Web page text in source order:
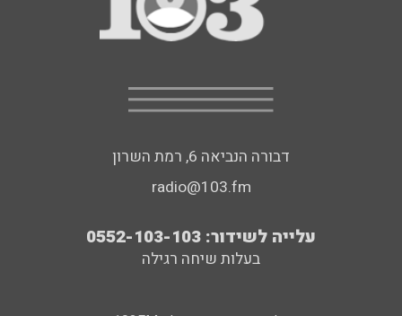
דבורה הנביאה 6, רמת השרון
radio@103.fm
עלייה לשידור: 0552-103-103
בעלות שיחה רגילה